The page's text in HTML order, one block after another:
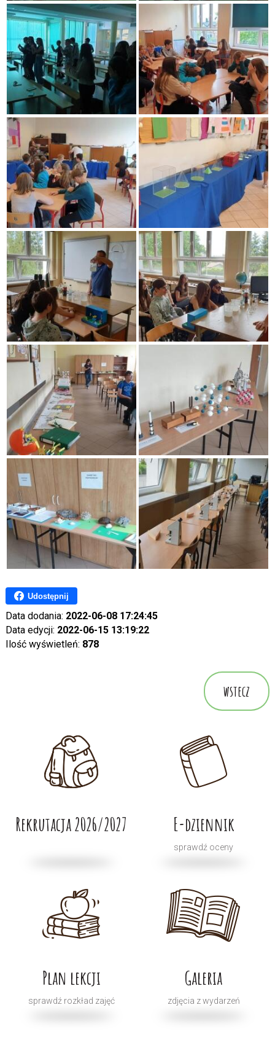
Udostępnij
Data dodania: 2022-06-08 17:24:45
Data edycji: 2022-06-15 13:19:22
Ilość wyświetleń: 878
wstecz
Rekrutacja 2026/2027 E-dziennik
sprawdź oceny
Plan lekcji
sprawdź rozkład zajęć
Galeria
zdjęcia z wydarzeń